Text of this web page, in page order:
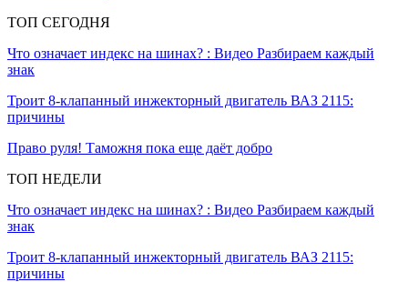
ТОП СЕГОДНЯ
Что означает индекс на шинах? : Видео Разбираем каждый
знак
Троит 8-клапанный инжекторный двигатель ВАЗ 2115:
причины
Право руля! Таможня пока еще даёт добро
ТОП НЕДЕЛИ
Что означает индекс на шинах? : Видео Разбираем каждый
знак
Троит 8-клапанный инжекторный двигатель ВАЗ 2115:
причины